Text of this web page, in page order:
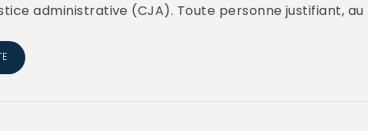
administrative (CJA). Toute personne justifiant, au